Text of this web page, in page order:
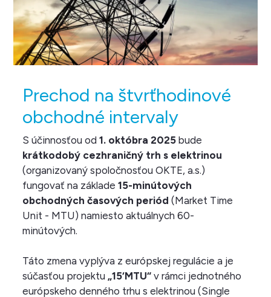
Prechod na štvrťhodinové
obchodné intervaly
S účinnosťou od1. októbra 2025 bude
krátkodobý cezhraničný trh s elektrinou
(organizovaný spoločnosťou OKTE, a.s.)
fungovať na základe15-minútových
obchodných časových periód (Market Time
Unit - MTU) namiesto aktuálnych 60-
minútových.
Táto zmena vyplýva z európskej regulácie a je
súčasťou projektu„15‘MTU“ v rámci jednotného
európskeho denného trhu s elektrinou (Single